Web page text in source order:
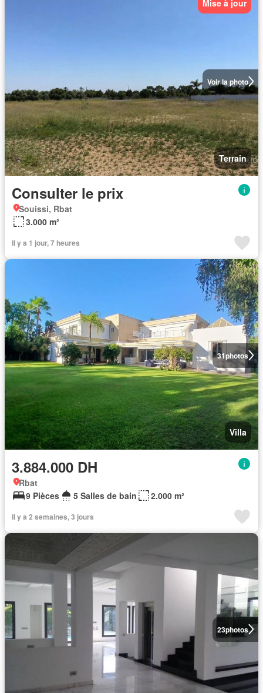
Voir la photo
Mise à jour
Terrain
Consulter le prix
Souissi, Rbat
3.000 m²
Il y a 1 jour, 7 heures
31photos
Villa
3.884.000 DH
Rbat
9 Pièces
5 Salles de bain 2.000 m²
Il y a 2 semaines, 3 jours
23photos